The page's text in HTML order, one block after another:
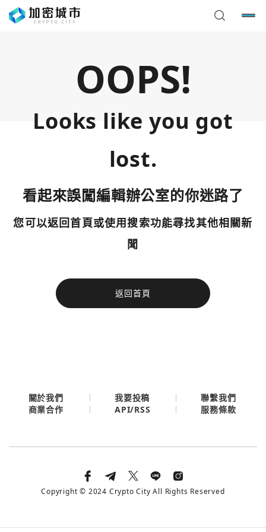
OOPS!
Looks like you got
lost.
看起來誤闖編輯辦公室的你迷路了
您可以返回首頁或使用搜索功能尋找其他相關新
聞
返回首頁
今日熱門
使用以下帳號繼續
您已閒置5分鐘，請點擊關閉按鈕或空白處，即可回到加密
今日熱門
關於我們 我要投稿
聯繫我們
商業合作
API/RSS 服務條款
Copyright © 2024 Crypto City All Rights Reserved